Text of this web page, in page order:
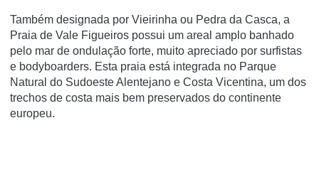
Também designada por Vieirinha ou Pedra da Casca, a
Praia de Vale Figueiros possui um areal amplo banhado
pelo mar de ondulação forte, muito apreciado por surfistas
e bodyboarders. Esta praia está integrada no Parque
Natural do Sudoeste Alentejano e Costa Vicentina, um dos
trechos de costa mais bem preservados do continente
europeu.